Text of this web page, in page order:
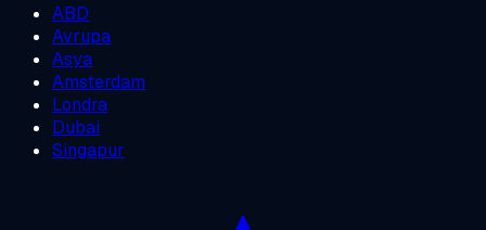
ABD
Avrupa
Asya
Amsterdam
Londra
Dubai
Singapur